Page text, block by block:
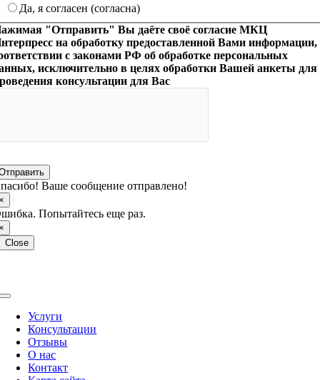
Да, я согласен (согласна)
"Отправить" Вы даёте своё согласие МКЦ
на обработку предоставленной Вами информации,
с законами РФ об обработке персональных
исключительно в целях обработки Вашей анкеты для
консультации для Вас
Ваше сообщение отправлено!
Попытайтесь еще раз.
Close
Toggle
NavigationУслуги
Консультации
Отзывы
О нас
Контакт